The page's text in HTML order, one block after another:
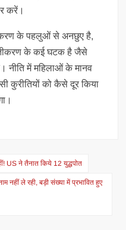
करें।
के पहलुओं से अनछुए है,
के कई घटक है जैसे
नीति में महिलाओं के मानव
कुरीतियों को कैसे दूर किया
US ने तैनात किये 12 युद्धपोत
नहीं ले रही, बड़ी संख्या में प्रभावित हुए